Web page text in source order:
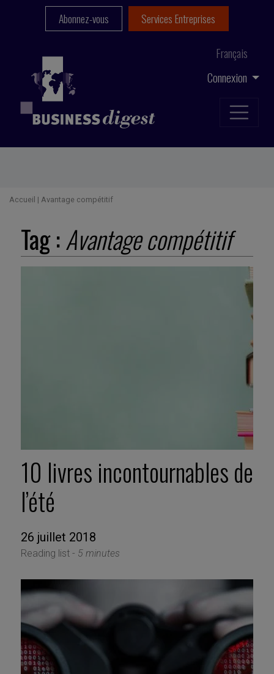
Connexion
Français
Abonnez-vous Services Entreprises
Accueil | Avantage compétitif
Tag :Avantage compétitif
10 livres incontournables de
l’été
26 juillet 2018
Reading list - 5 minutes